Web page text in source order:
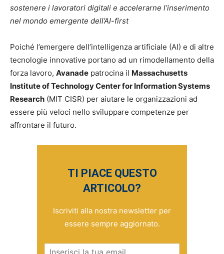
sostenere i lavoratori digitali e accelerarne l’inserimento
nel mondo emergente dell’AI-first
Poiché l’emergere dell’intelligenza artificiale (AI) e di altre
tecnologie innovative portano ad un rimodellamento della
forza lavoro, Avanade patrocina il Massachusetts
Institute of Technology Center for Information Systems
Research (MIT CISR) per aiutare le organizzazioni ad
essere più veloci nello sviluppare competenze per
affrontare il futuro.
TI PIACE QUESTO
ARTICOLO?
Iscriviti alla nostra newsletter per
essere sempre aggiornato.